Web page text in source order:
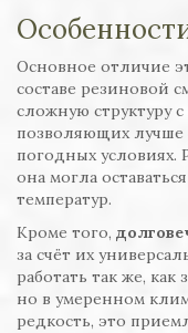
Основное отличие
составе резиновой
сложную структуру
позволяющих лучше
погодных условиях.
она могла
температур.
Кроме того,
за счёт их
работать так же,
но в умеренном
редкость, это